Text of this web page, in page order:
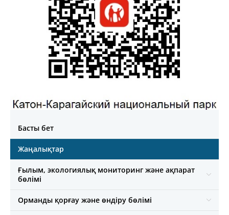
Басты бет
Жаңалықтар
Ғылым, экологиялық мониторинг және ақпарат
бөлімі
Орманды қорғау және өндіру бөлімі